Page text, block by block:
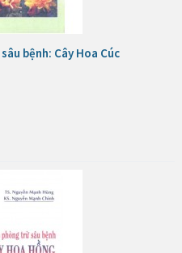
bệnh: Cây Hoa Cúc